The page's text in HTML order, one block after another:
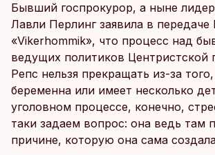
Бывший госпрокурор, а ныне
Лавли Перлинг заявила в передаче
«Vikerhommik», что процесс над
ведущих политиков Центристской
Репс нельзя прекращать из-за
беременна или имеет несколько
уголовном процессе, конечно,
таки задаем вопрос: она ведь там
причине, которую она сама